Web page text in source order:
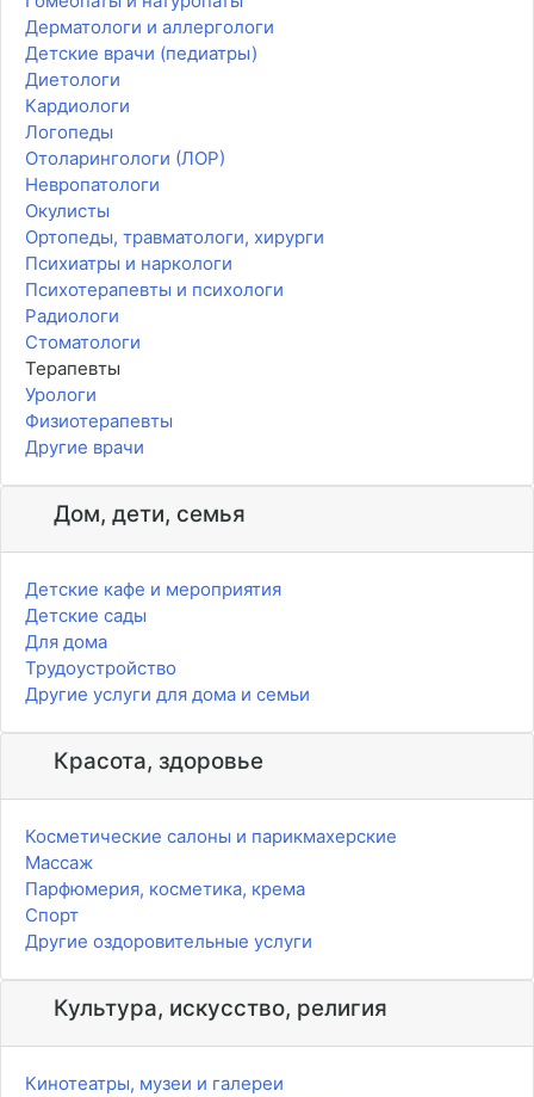
Дерматологи и аллергологи
Детские врачи (педиатры)
Диетологи
Кардиологи
Логопеды
Отоларингологи (ЛОР)
Невропатологи
Окулисты
Ортопеды, травматологи, хирурги
Психиатры и наркологи
Психотерапевты и психологи
Радиологи
Стоматологи
Терапевты
Урологи
Физиотерапевты
Другие врачи
Дом, дети, семья
Детские кафе и мероприятия
Детские сады
Для дома
Трудоустройство
Другие услуги для дома и семьи
Красота, здоровье
Косметические салоны и парикмахерские
Массаж
Парфюмерия, косметика, крема
Спорт
Другие оздоровительные услуги
Культура, искусство, религия
Кинотеатры, музеи и галереи